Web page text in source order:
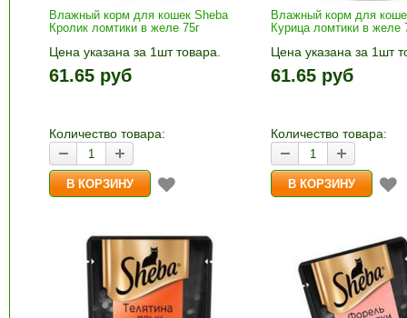
Влажный корм для кошек Sheba
Кролик ломтики в желе 75г
Цена указана за 1шт товара.
1шт прибавляется кнопками «+»
и «-». Выберите нужное
61.65 руб
Количество товара:
Влажный корм для
Курица ломтики в желе
Цена указана за 1шт
1шт прибавляется
и «-». Выберите
61.65 руб
Количество товара: